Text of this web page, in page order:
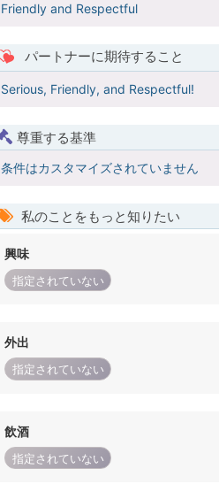
Friendly and Respectful
パートナーに期待すること
Serious, Friendly, and Respectful!
尊重する基準
条件はカスタマイズされていません
私のことをもっと知りたい
興味
指定されていない
外出
指定されていない
飲酒
指定されていない